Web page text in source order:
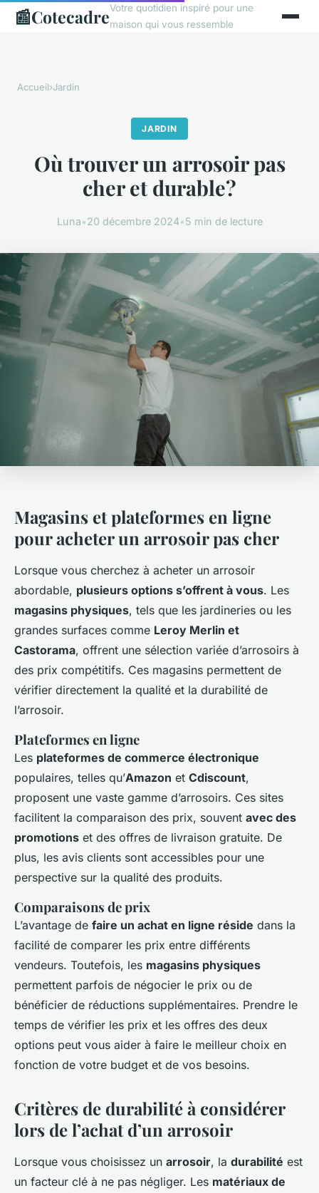
📰CotecadreVotre quotidien inspiré pour une
maison qui vous ressemble
Accueil›Jardin
JARDIN
Où trouver un arrosoir pas
cher et durable?
Luna•20 décembre 2024•5 min de lecture
Magasins et plateformes en ligne
pour acheter un arrosoir pas cher
Lorsque vous cherchez à acheter un arrosoir
abordable, plusieurs options s’offrent à vous. Les
magasins physiques, tels que les jardineries ou les
grandes surfaces comme Leroy Merlin et
Castorama, offrent une sélection variée d’arrosoirs à
des prix compétitifs. Ces magasins permettent de
vérifier directement la qualité et la durabilité de
l’arrosoir.
Plateformes en ligne
Les plateformes de commerce électronique
populaires, telles qu’Amazon et Cdiscount,
proposent une vaste gamme d’arrosoirs. Ces sites
facilitent la comparaison des prix, souvent avec des
promotions et des offres de livraison gratuite. De
plus, les avis clients sont accessibles pour une
perspective sur la qualité des produits.
Comparaisons de prix
L’avantage de faire un achat en ligne réside dans la
facilité de comparer les prix entre différents
vendeurs. Toutefois, les magasins physiques
permettent parfois de négocier le prix ou de
bénéficier de réductions supplémentaires. Prendre le
temps de vérifier les prix et les offres des deux
options peut vous aider à faire le meilleur choix en
fonction de votre budget et de vos besoins.
Critères de durabilité à considérer
lors de l’achat d’un arrosoir
Lorsque vous choisissez un arrosoir, la durabilité est
un facteur clé à ne pas négliger. Les matériaux de